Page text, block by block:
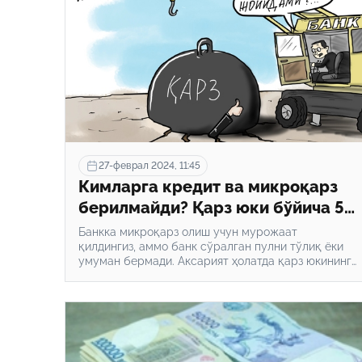
27-феврал 2024, 11:45
Кимларга кредит ва микроқарз
берилмайди? Қарз юки бўйича 5
муҳим жиҳат
Банкка микроқарз олиш учун мурожаат
қилдингиз, аммо банк сўралган пулни тўлиқ ёки
умуман бермади. Аксарият ҳолатда қарз юкининг
илгари фақат микроқарзларга татбиқ этилган
бўлса, эндиликда кредит учун ҳам қўлланилади.
Хўш, қарз юкининг ўзи нима? Кишининг қарзи
қанчадан ошиб кетса, унга микроқарз, кредит